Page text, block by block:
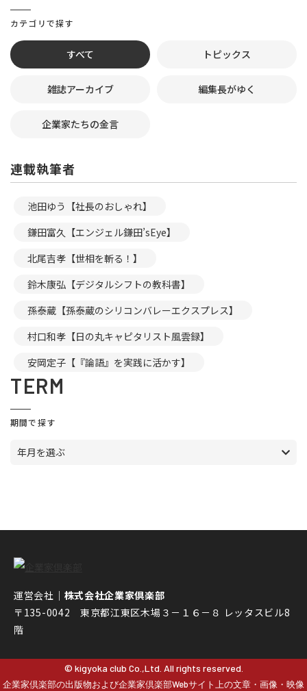
カテゴリで探す
すべて トピックス
雑誌アーカイブ 編集長がゆく
企業家たちの金言
連載執筆者
池田ゆう【社長のおしゃれ】
鎌田富久【エンジェル鎌田’sEye】
北尾吉孝【世相を斬る！】
鈴木康弘【デジタルシフトの教科書】
孫泰蔵【孫泰蔵のシリコンバレーエクスプレス】
村口和孝【日の丸キャピタリスト風雲録】
安岡定子【『論語』を実践に活かす】
TERM
期間で探す
年月を選ぶ
運営会社｜ 株式会社企業家倶楽部
〒135-0042 東京都江東区木場３－１６－８ レッタスビル8
階
© kigyoka club Co.,Ltd. All rights reserved.
企業家倶楽部の出版物および企業家倶楽部Webサイト上の文章・画像・映像